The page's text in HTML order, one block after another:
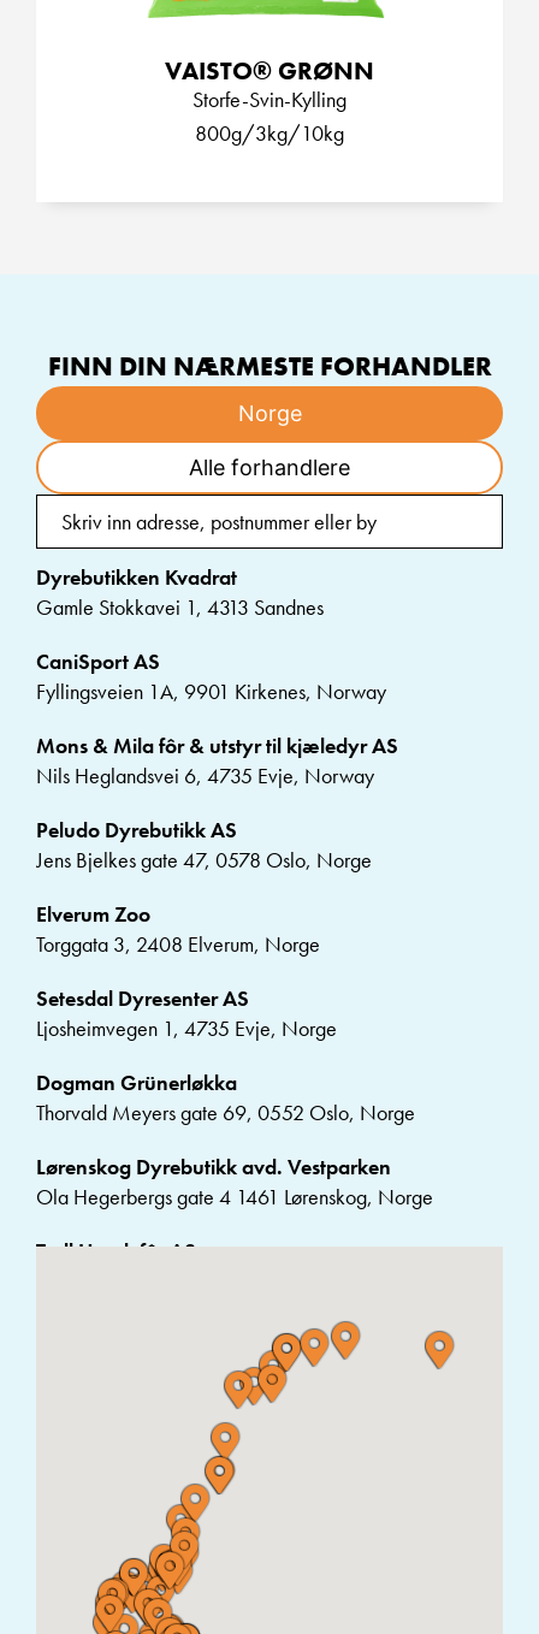
VAISTO® GRØNN
Storfe-Svin-Kylling
800g/3kg/10kg
FINN DIN NÆRMESTE FORHANDLER
Norge
Alle forhandlere
Dyrebutikken Kvadrat
Gamle Stokkavei 1, 4313 Sandnes
CaniSport AS
Fyllingsveien 1A, 9901 Kirkenes, Norway
Mons & Mila fôr & utstyr til kjæledyr AS
Nils Heglandsvei 6, 4735 Evje, Norway
Peludo Dyrebutikk AS
Jens Bjelkes gate 47, 0578 Oslo, Norge
Elverum Zoo
Torggata 3, 2408 Elverum, Norge
Setesdal Dyresenter AS
Ljosheimvegen 1, 4735 Evje, Norge
Dogman Grünerløkka
Thorvald Meyers gate 69, 0552 Oslo, Norge
Lørenskog Dyrebutikk avd. Vestparken
Ola Hegerbergs gate 4 1461 Lørenskog, Norge
Troll Hundefôr AS
Sognsveien 77C, 0855 Oslo, Norge
Trondheim Hundehotell AS
Tilleråsen 68, Tiller, Norja
Rune`s Hundeforservice AS
Smidsrødveien 3A, 3120 Nøtterøy, Norja
Tropehuset Zoo Engros AS
Brautvegen 20, 4341 Bryne, Norge